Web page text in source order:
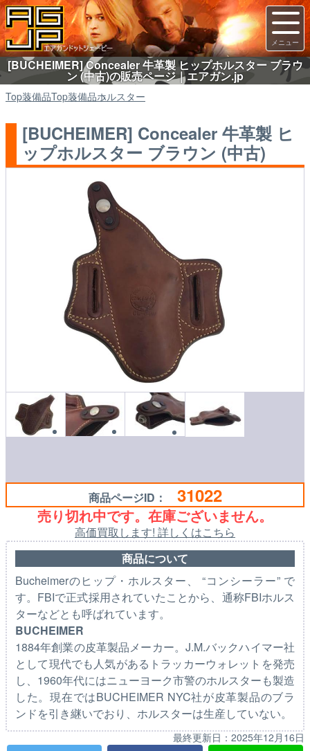
[BUCHEIMER] Concealer 牛革製 ヒップホルスター ブラウ
ン (中古)の販売ページ｜エアガン.jp
Top装備品Top装備品ホルスター
[BUCHEIMER] Concealer 牛革製 ヒ
ップホルスター ブラウン (中古)
商品ページID： 31022
売り切れ中です。在庫ございません。
高価買取します! 詳しくはこちら
商品について
Bucheimerのヒップ・ホルスター、 “コンシーラー” で
す。FBIで正式採用されていたことから、通称FBIホルス
ターなどとも呼ばれています。
BUCHEIMER
1884年創業の皮革製品メーカー。J.M.バックハイマー社
として現代でも人気があるトラッカーウォレットを発売
し、1960年代にはニューヨーク市警のホルスターも製造
した。現在ではBUCHEIMER NYC社が皮革製品のブラ
ンドを引き継いでおり、ホルスターは生産していない。
最終更新日： 2025年12月16日